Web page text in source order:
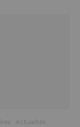
Actualités ·